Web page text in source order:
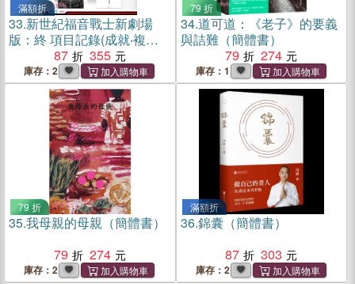
滿額折
33.新世紀福音戰士新劇場
版：終 項目記錄(成就‧複盤‧
評價‧總結)（簡體書）
87 355
庫存：2
79 折
34.道可道：《老子》的要義
與詰難（簡體書）
79
274
庫存：1
79 折
35.我母親的母親（簡體書）
79
274
庫存：2
滿額折
36.錦囊（簡體書）
87
303
庫存：2